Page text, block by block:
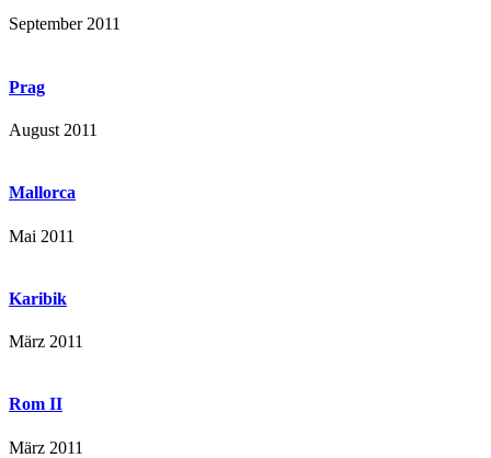
September 2011
Prag
August 2011
Mallorca
Mai 2011
Karibik
März 2011
Rom II
März 2011